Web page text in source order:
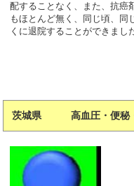
配することなく、また、抗癌
もほとんど無く、同じ頃、同
くに退院することができまし
茨城県 高血圧・便